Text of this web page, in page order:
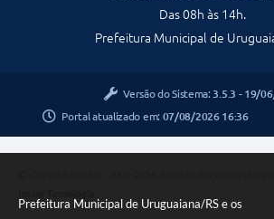
Prefeitura Municipal de Uruguaiana/RS e os
Das 08h às 14h.
Prefeitura Municipal de
Versão do Sistema: 3.5.3 - 19/
Portal atualizado em: 07/08/2026 16:36